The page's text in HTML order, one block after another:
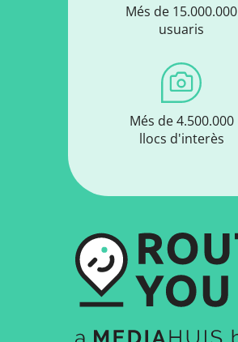
Més de 15.000.000
usuaris
Més de 4.500.000
llocs d'interès